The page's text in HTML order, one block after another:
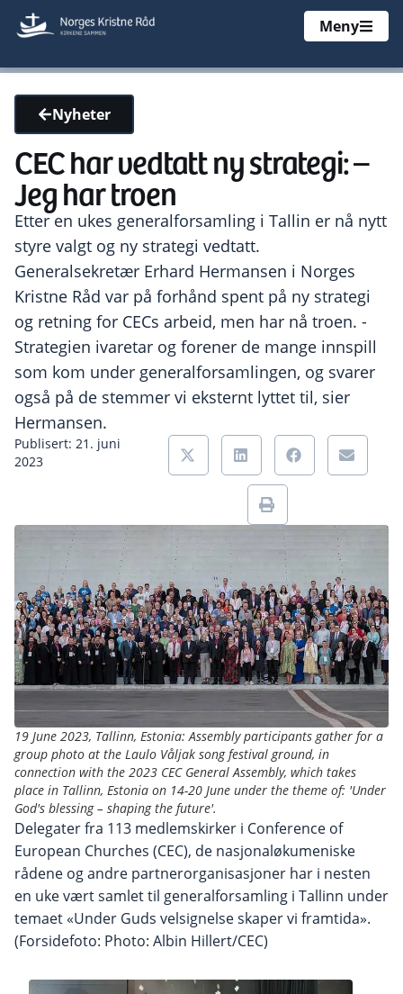
Meny
Nyheter
CEC har vedtatt ny strategi: –
Jeg har troen
Etter en ukes generalforsamling i Tallin er nå nytt
styre valgt og ny strategi vedtatt.
Generalsekretær Erhard Hermansen i Norges
Kristne Råd var på forhånd spent på ny strategi
og retning for CECs arbeid, men har nå troen. -
Strategien ivaretar og forener de mange innspill
som kom under generalforsamlingen, og svarer
også på de stemmer vi eksternt lyttet til, sier
Hermansen.
Publisert: 21. juni
2023
19 June 2023, Tallinn, Estonia: Assembly participants gather for a
group photo at the Laulo Våljak song festival ground, in
connection with the 2023 CEC General Assembly, which takes
place in Tallinn, Estonia on 14-20 June under the theme of: 'Under
God's blessing – shaping the future'.
Delegater fra 113 medlemskirker i Conference of
European Churches (CEC), de nasjonaløkumeniske
rådene og andre partnerorganisasjoner har i nesten
en uke vært samlet til generalforsamling i Tallinn under
temaet «Under Guds velsignelse skaper vi framtida».
(Forsidefoto: Photo: Albin Hillert/CEC)